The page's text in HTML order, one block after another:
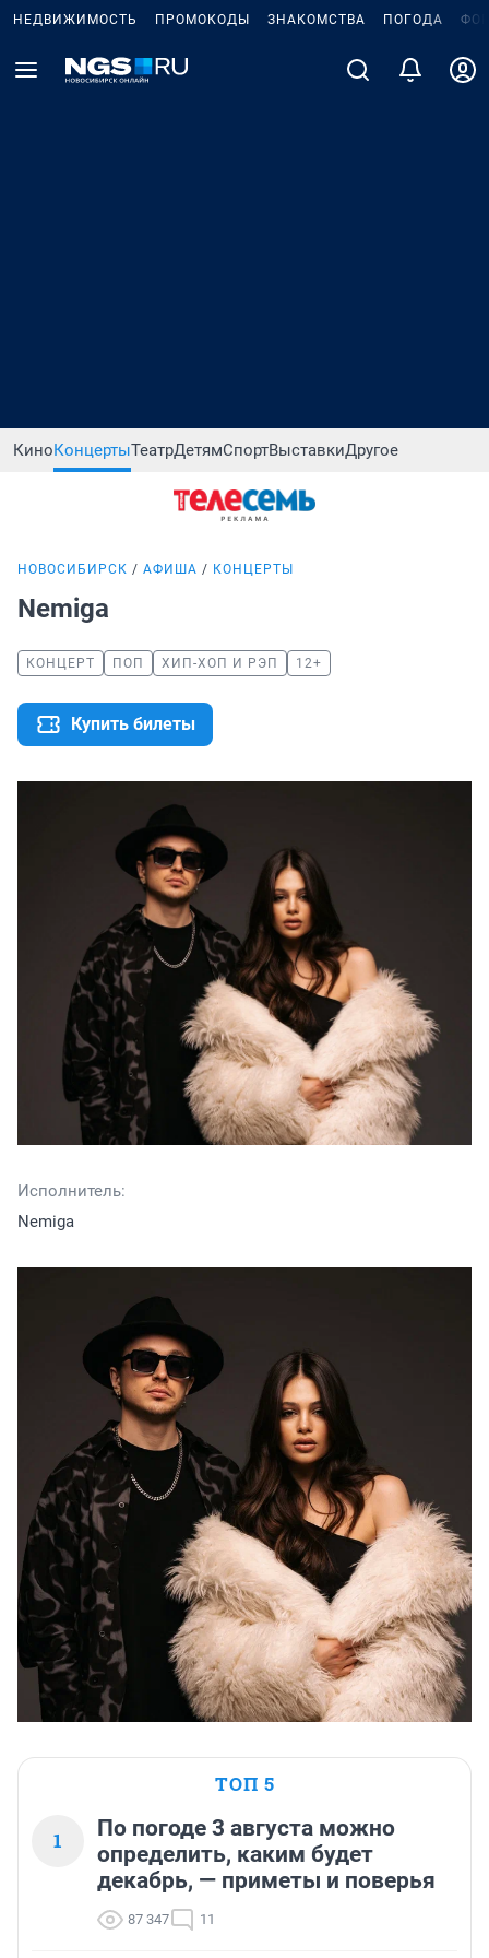
НЕДВИЖИМОСТЬ ПРОМОКОДЫ ЗНАКОМСТВА ПОГОДА
КиноКонцертыТеатрДетямСпортВыставкиДругое
НОВОСИБИРСК АФИША КОНЦЕРТЫ
Nemiga
КОНЦЕРТ ПОП ХИП-ХОП И РЭП 12+
Купить билеты
Исполнитель:
Nemiga
ТОП 5
1
По погоде 3 августа можно
определить, каким будет
декабрь, — приметы и поверья
87 347 11